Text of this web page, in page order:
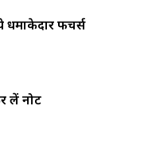
फीचर्स
लें नोट